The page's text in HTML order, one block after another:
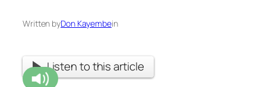
Written byDon Kayembein
Listen to this article